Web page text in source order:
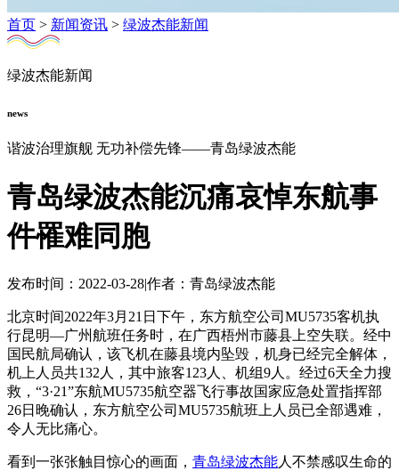
首页 > 新闻资讯 > 绿波杰能新闻
绿波杰能新闻
news
谐波治理旗舰 无功补偿先锋——青岛绿波杰能
青岛绿波杰能沉痛哀悼东航事
件罹难同胞
发布时间：2022-03-28|作者：青岛绿波杰能
北京时间2022年3月21日下午，东方航空公司MU5735客机执
行昆明—广州航班任务时，在广西梧州市藤县上空失联。经中
国民航局确认，该飞机在藤县境内坠毁，机身已经完全解体，
机上人员共132人，其中旅客123人、机组9人。经过6天全力搜
救，“3·21”东航MU5735航空器飞行事故国家应急处置指挥部
26日晚确认，东方航空公司MU5735航班上人员已全部遇难，
令人无比痛心。
看到一张张触目惊心的画面， 青岛绿波杰能人不禁感叹生命的